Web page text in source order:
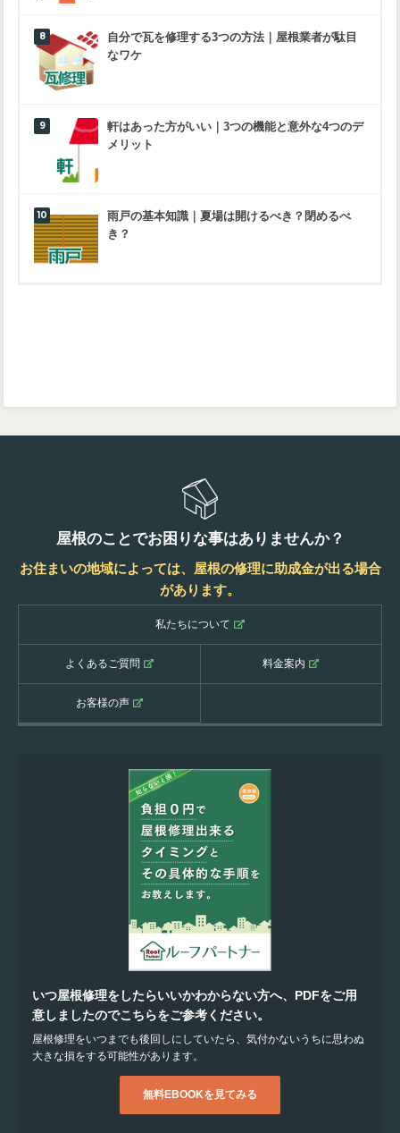
自分で瓦を修理する3つの方法｜屋根業者が駄目
なワケ
軒はあった方がいい｜3つの機能と意外な4つのデ
メリット
雨戸の基本知識｜夏場は開けるべき？閉めるべ
き？
屋根のことでお困りな事はありませんか？
お住まいの地域によっては、屋根の修理に助成金が出る場合
があります。
私たちについて
よくあるご質問 料金案内
お客様の声
いつ屋根修理をしたらいいかわからない方へ、PDFをご用
意しましたのでこちらをご参考ください。
屋根修理をいつまでも後回しにしていたら、気付かないうちに思わぬ
大きな損をする可能性があります。
無料EBOOKを見てみる